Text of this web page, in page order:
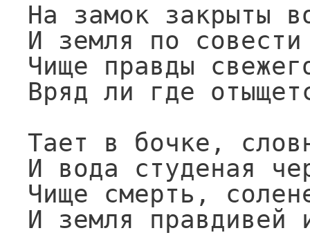
На замок закрыты
И земля по
Чище правды
Вряд ли где
Тает в бочке,
И вода студеная
Чище смерть,
И земля правдивей